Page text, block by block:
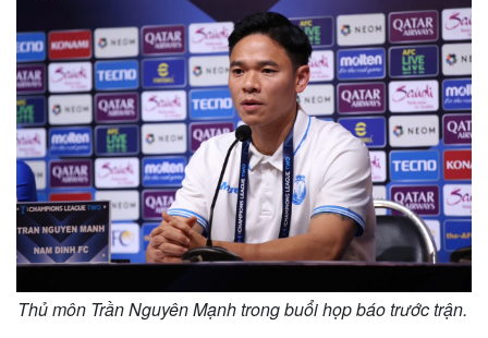
Thủ môn Trần Nguyên Mạnh trong buổi họp báo trước trận.